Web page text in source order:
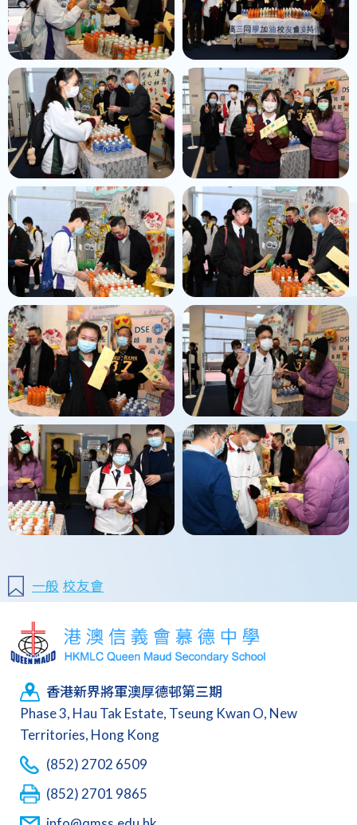
一般 校友會
香港新界將軍澳厚德邨第三期
Phase 3, Hau Tak Estate, Tseung Kwan O, New
Territories, Hong Kong
(852) 2702 6509
(852) 2701 9865